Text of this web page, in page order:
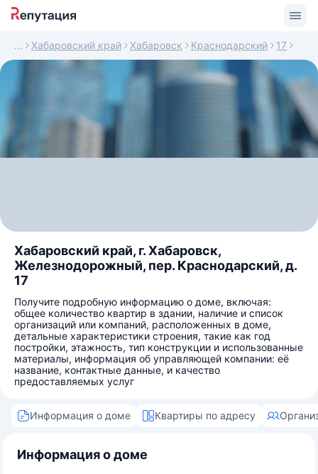
Хабаровский край Хабаровск Краснодарский 17
Хабаровский край, г. Хабаровск,
Железнодорожный, пер. Краснодарский, д.
17
Получите подробную информацию о доме, включая:
общее количество квартир в здании, наличие и список
организаций или компаний, расположенных в доме,
детальные характеристики строения, такие как год
постройки, этажность, тип конструкции и использованные
материалы, информация об управляющей компании: её
название, контактные данные, и качество
предоставляемых услуг
Информация о доме Квартиры по адресу
Информация о доме